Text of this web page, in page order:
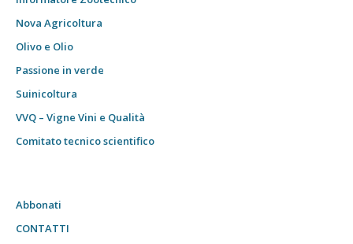
Nova Agricoltura
Olivo e Olio
Passione in verde
Suinicoltura
VVQ – Vigne Vini e Qualità
Comitato tecnico scientifico
Abbonati
CONTATTI